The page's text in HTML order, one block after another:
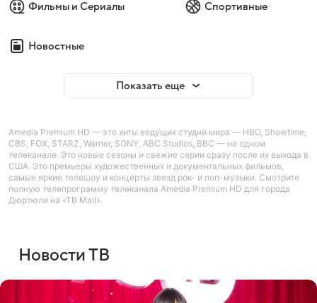
Фильмы и Сериалы Спортивные
Новостные
Показать еще
Amedia Premium HD — это хиты ведущих студий мира — HBO, Showtime,
CBS, FOX, STARZ, Warner, SONY, ABC Studios, BBC — на одном
телеканале. Это новые сезоны и свежие серии сразу после их выхода в
США. Это премьеры художественных и документальных фильмов,
самые яркие телешоу и концерты звезд рок- и поп-музыки. Смотрите
полную телепрограмму телеканала Amedia Premium HD для города
Дюртюли на «ТВ Mail».
Новости ТВ